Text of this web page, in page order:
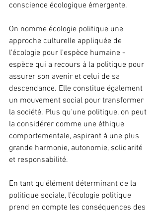
conscience écologique émergente.
On nomme écologie politique une
approche culturelle appliquée de
l'écologie pour l'espèce humaine -
espèce qui a recours à la politique pour
assurer son avenir et celui de sa
descendance. Elle constitue également
un mouvement social pour transformer
la société. Plus qu'une politique, on peut
la considérer comme une éthique
comportementale, aspirant à une plus
grande harmonie, autonomie, solidarité
et responsabilité.
En tant qu'élément déterminant de la
politique sociale, l'écologie politique
prend en compte les conséquences des